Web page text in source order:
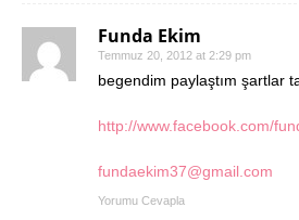
Funda Ekim
Temmuz 20, 2012 at 2:29 pm
begendim paylaştım şartlar
http://www.facebook.com/
fundaekim37@gmail.com
Yorumu Cevapla